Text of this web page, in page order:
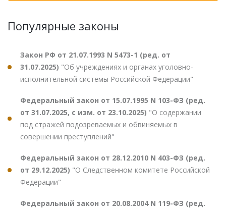
Популярные законы
Закон РФ от 21.07.1993 N 5473-1 (ред. от
31.07.2025) "Об учреждениях и органах уголовно-
исполнительной системы Российской Федерации"
Федеральный закон от 15.07.1995 N 103-ФЗ (ред.
от 31.07.2025, с изм. от 23.10.2025) "О содержании
под стражей подозреваемых и обвиняемых в
совершении преступлений"
Федеральный закон от 28.12.2010 N 403-ФЗ (ред.
от 29.12.2025) "О Следственном комитете Российской
Федерации"
Федеральный закон от 20.08.2004 N 119-ФЗ (ред.